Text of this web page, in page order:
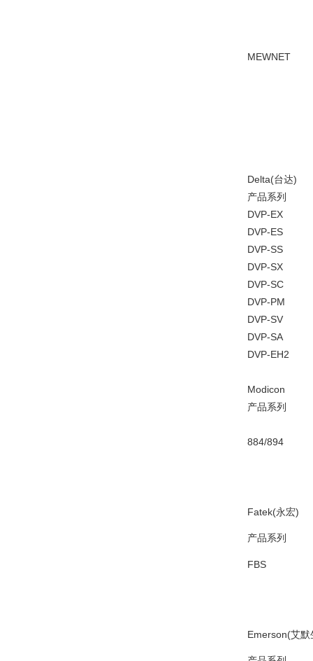
MEWNET
Delta(台达)
产品系列
DVP-EX
DVP-ES
DVP-SS
DVP-SX
DVP-SC
DVP-PM
DVP-SV
DVP-SA
DVP-EH2
Modicon
产品系列
884/894
Fatek(永宏)
产品系列
FBS
Emerson(艾默